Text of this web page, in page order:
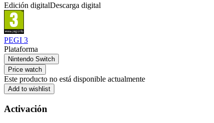
Edición digitalDescarga digital
PEGI 3
Plataforma
Nintendo Switch
Price watch
Este producto no está disponible actualmente
Add to wishlist
Activación